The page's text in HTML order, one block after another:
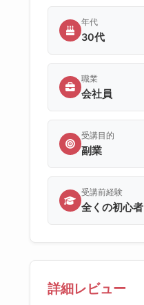
年代
30代
職業
会社員
受講目的
副業
受講前経験
全くの初心者
詳細レビュー